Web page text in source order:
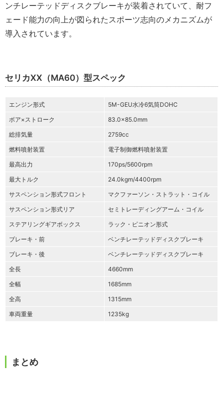
ンチレーテッドディスクブレーキが装着されていて、耐フ
ェード能力の向上が図られたスポーツ志向のメカニズムが
導入されています。
セリカXX（MA60）型スペック
エンジン形式
5M-GEU水冷6気筒DOHC
ボア×ストローク
83.0×85.0mm
総排気量
2759cc
燃料噴射装置
電子制御燃料噴射装置
最高出力
170ps/5600rpm
最大トルク
24.0kgm/4400rpm
サスペンション形式フロント
マクファーソン・ストラット・コイル
サスペンション形式リア
セミトレーディングアーム・コイル
ステアリングギアボックス
ラック・ピニオン形式
ブレーキ・前
ベンチレーテッドディスクブレーキ
ブレーキ・後
ベンチレーテッドディスクブレーキ
全長
4660mm
全幅
1685mm
全高
1315mm
車両重量
1235kg
まとめ